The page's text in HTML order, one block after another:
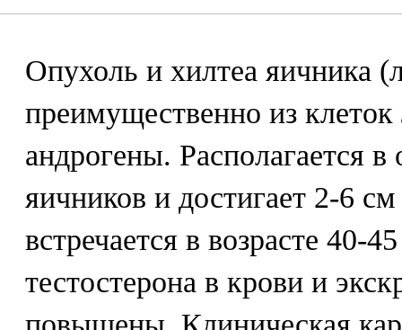
Опухоль и хилтеа яичника
преимущественно из
андрогены. Располагается в
яичников и достигает 2-6
встречается в возрасте 40-
тестостерона в крови и